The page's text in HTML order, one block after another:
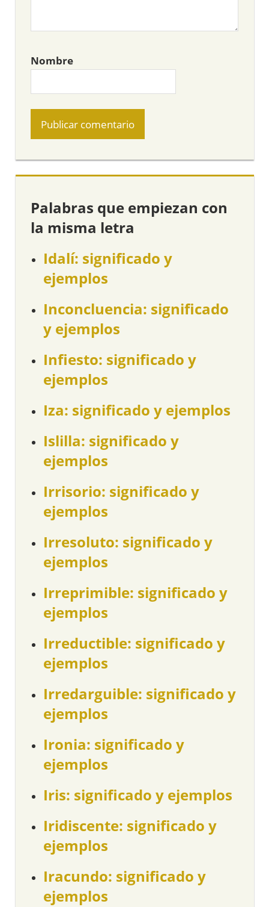
Nombre
Palabras que empiezan con
la misma letra
Idalí: significado y
ejemplos
Inconcluencia: significado
y ejemplos
Infiesto: significado y
ejemplos
Iza: significado y ejemplos
Islilla: significado y
ejemplos
Irrisorio: significado y
ejemplos
Irresoluto: significado y
ejemplos
Irreprimible: significado y
ejemplos
Irreductible: significado y
ejemplos
Irredarguible: significado y
ejemplos
Ironia: significado y
ejemplos
Iris: significado y ejemplos
Iridiscente: significado y
ejemplos
Iracundo: significado y
ejemplos